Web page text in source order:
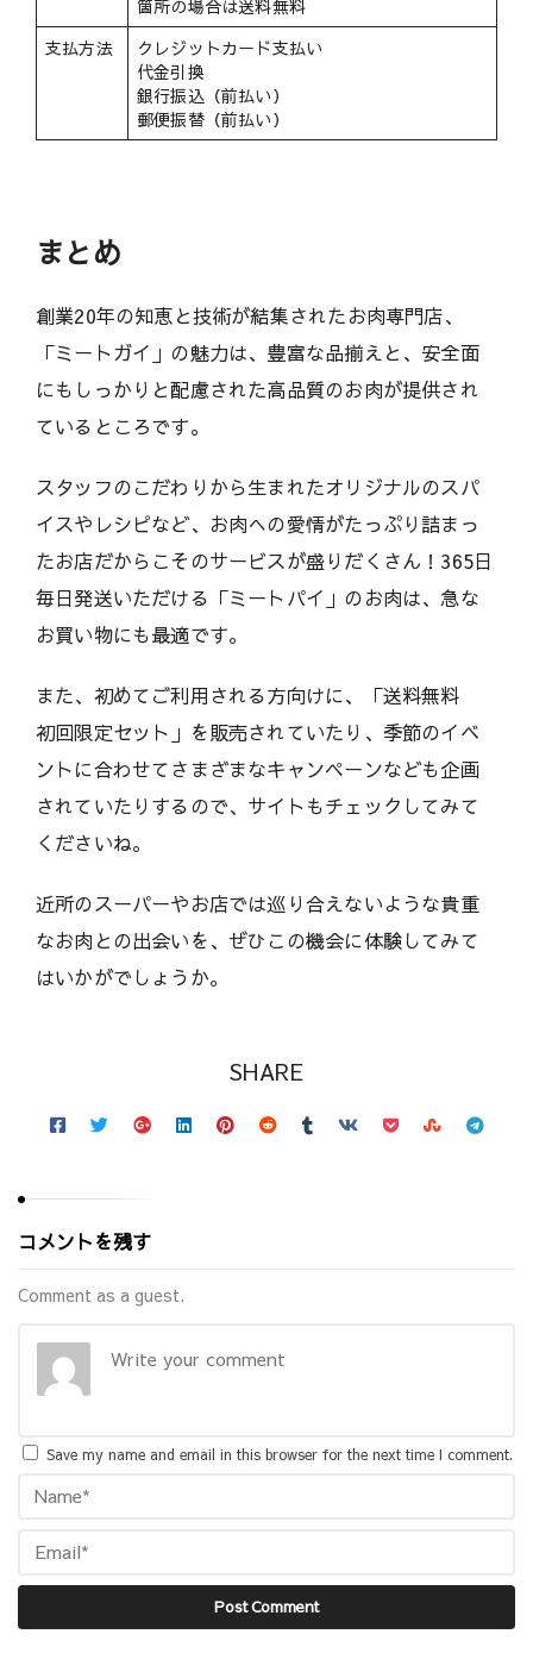
箇所の場合は送料無料
支払方法
クレジットカード支払い
代金引換
銀行振込（前払い）
郵便振替（前払い）
まとめ
創業20年の知恵と技術が結集されたお肉専門店、
「ミートガイ」の魅力は、豊富な品揃えと、安全面
にもしっかりと配慮された高品質のお肉が提供され
ているところです。
スタッフのこだわりから生まれたオリジナルのスパ
イスやレシピなど、お肉への愛情がたっぷり詰まっ
たお店だからこそのサービスが盛りだくさん！365日
毎日発送いただける「ミートパイ」のお肉は、急な
お買い物にも最適です。
また、初めてご利用される方向けに、「送料無料
初回限定セット」を販売されていたり、季節のイベ
ントに合わせてさまざまなキャンペーンなども企画
されていたりするので、サイトもチェックしてみて
くださいね。
近所のスーパーやお店では巡り合えないような貴重
なお肉との出会いを、ぜひこの機会に体験してみて
はいかがでしょうか。
SHARE
コメントを残す
Comment as a guest.
Save my name and email in this browser for the next time I comment.